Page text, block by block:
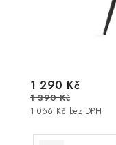
1 066 Kč bez DPH
1 290 Kč
1 390 Kč